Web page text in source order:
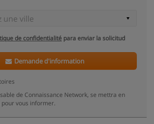
de confidentialité para enviar la solicitud
Demande d'information
de Connaissance Network, se mettra en
vous informer.